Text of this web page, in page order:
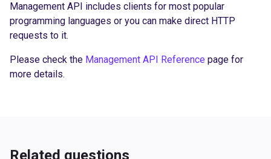
Management API includes clients for most popular
programming languages or you can make direct HTTP
requests to it.
Please check the Management API Reference page for
more details.
Related questions